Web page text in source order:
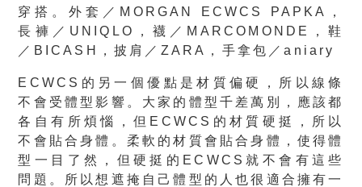
穿搭。外套／MORGAN ECWCS PAPKA，
長褲／UNIQLO，襪／MARCOMONDE，鞋
／BICASH，披肩／ZARA，手拿包／aniary
ECWCS的另一個優點是材質偏硬，所以線條
不會受體型影響。大家的體型千差萬別，應該都
各自有所煩惱，但ECWCS的材質硬挺，所以
不會貼合身體。柔軟的材質會貼合身體，使得體
型一目了然，但硬挺的ECWCS就不會有這些
問題。所以想遮掩自己體型的人也很適合擁有一